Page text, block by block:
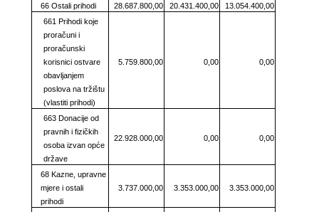
66 Ostali prihodi 28.687.800,00 20.431.400,00
13.054.400,00
661 Prihodi koje
proračuni i
proračunski
korisnici ostvare
obavljanjem
poslova na tržištu
(vlastiti prihodi)
5.759.800,00 0,00 0,00
663 Donacije od
pravnih i fizičkih
osoba izvan opće
države
22.928.000,00 0,00 0,00
68 Kazne, upravne
mjere i ostali
prihodi
3.737.000,00 3.353.000,00 3.353.000,00